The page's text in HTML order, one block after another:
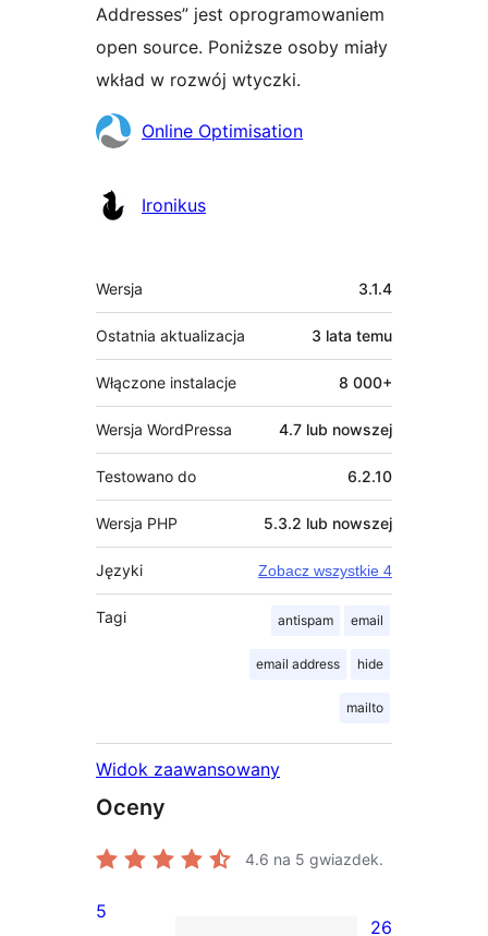
Addresses” jest oprogramowaniem
open source. Poniższe osoby miały
wkład w rozwój wtyczki.
Zaangażowani
Online Optimisation
Ironikus
Meta
Wersja 3.1.4
Ostatnia aktualizacja 3 lata temu
Włączone instalacje 8 000+
Wersja WordPressa 4.7 lub nowszej
Testowano do 6.2.10
Wersja PHP 5.3.2 lub nowszej
Języki Zobacz wszystkie 4
Tagi antispam email
email address hide
mailto
Widok zaawansowany
Oceny
4.6 na 5 gwiazdek.
5
26